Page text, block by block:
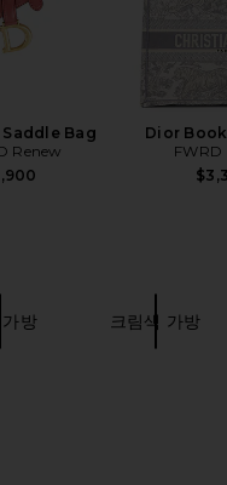
Bag
Renew
Dior
FWRD
방 크림색 가방